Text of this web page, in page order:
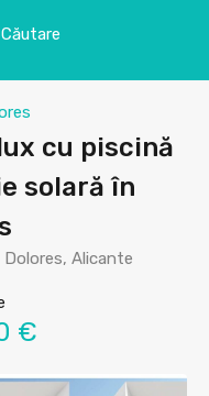
Căutare
cu piscină
solară în
Alicante
€